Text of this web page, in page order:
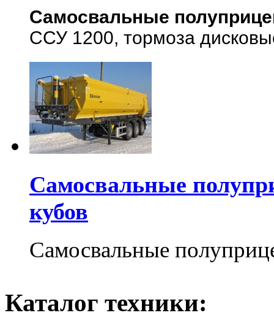
Самосвальные
ССУ 1200, тормоза
Самосвальные
кубов
Самосвальные
Каталог техники: